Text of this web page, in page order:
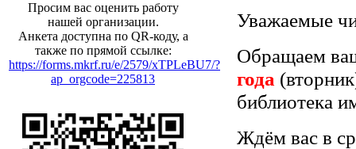
Просим вас оценить работу
нашей организации.
Анкета доступна по QR-коду, а
также по прямой ссылке:
https://forms.mkrf.ru/e/2579/xTPLeBU7/?
ap_orgcode=225813
Уважаемые
Обращаем
года
библиотека
Ждём вас в